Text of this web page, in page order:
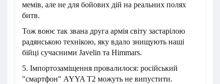
мемів, але не для бойових дій на реальних полях
битв.
Тож воює так звана друга армія світу застарілою
радянською технікою, яку вдало знищують наші
бійці сучасними Javelin та Himmars.
5. Імпортозаміщення провалилося: російський
"смартфон" AYYA T2 можуть не випустити.